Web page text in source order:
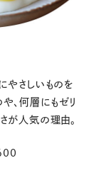
やさしいものを
、何層にもゼリ
が人気の理由。